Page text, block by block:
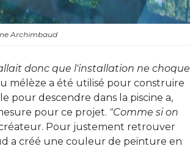
Archimbaud
donc que l'installation ne choque
mélèze a été utilisé pour construire
pour descendre dans la piscine a,
pour ce projet. "Comme si on
Pour justement retrouver
a créé une couleur de peinture en